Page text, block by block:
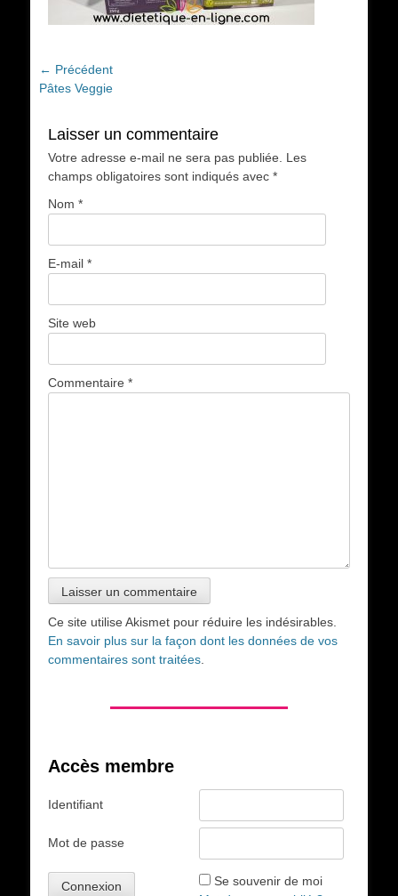
Navigation
de
← Précédent
Article
Pâtes Veggie
Laisser un commentaire
Votre adresse e-mail ne sera pas publiée.
Les
champs obligatoires sont indiqués avec *
Nom *
E-mail *
Site web
Commentaire *
Ce site utilise Akismet pour réduire les indésirables.
En savoir plus sur la façon dont les données de vos
commentaires sont traitées
Accès membre
Identifiant
Mot de passe
Se souvenir de moi